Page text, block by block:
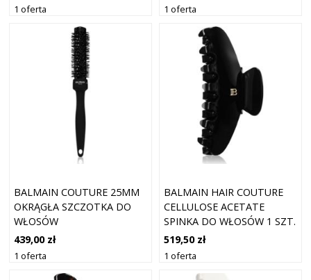
1 oferta 1 oferta
BALMAIN COUTURE 25MM
OKRĄGŁA SZCZOTKA DO
WŁOSÓW
439,00 zł
1 oferta
BALMAIN HAIR COUTURE
CELLULOSE ACETATE
SPINKA DO WŁOSÓW 1 SZT.
519,50 zł
1 oferta